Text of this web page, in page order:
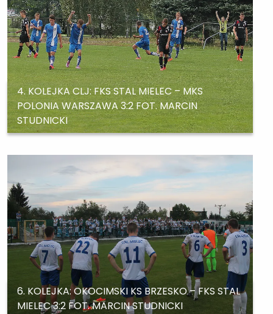
4. KOLEJKA CLJ: FKS STAL MIELEC – MKS
POLONIA WARSZAWA 3:2 FOT. MARCIN
STUDNICKI
6. KOLEJKA: OKOCIMSKI KS BRZESKO – FKS STAL
MIELEC 3:2 FOT. MARCIN STUDNICKI